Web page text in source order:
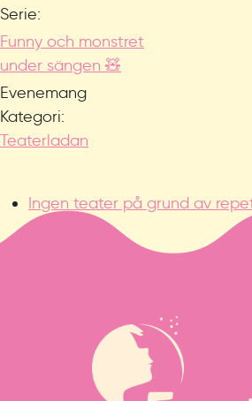
Serie:
Funny och monstret
under sängen 🧸
Evenemang
Kategori:
Teaterladan
Ingen teater på grund av